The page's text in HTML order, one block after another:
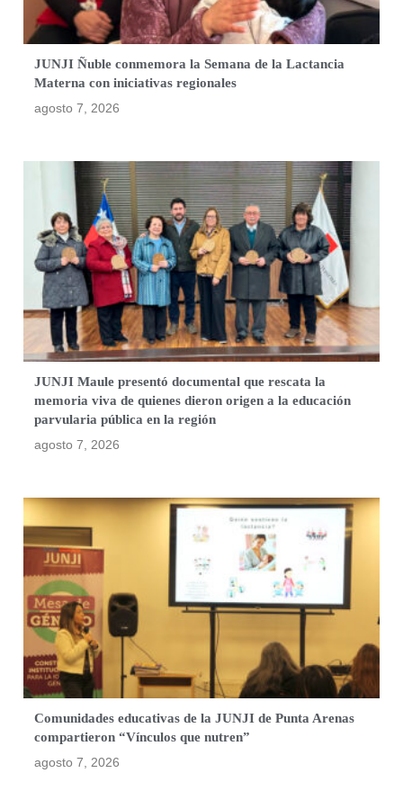
JUNJI Ñuble conmemora la Semana de la Lactancia
Materna con iniciativas regionales
agosto 7, 2026
JUNJI Maule presentó documental que rescata la
memoria viva de quienes dieron origen a la educación
parvularia pública en la región
agosto 7, 2026
Comunidades educativas de la JUNJI de Punta Arenas
compartieron “Vínculos que nutren”
agosto 7, 2026